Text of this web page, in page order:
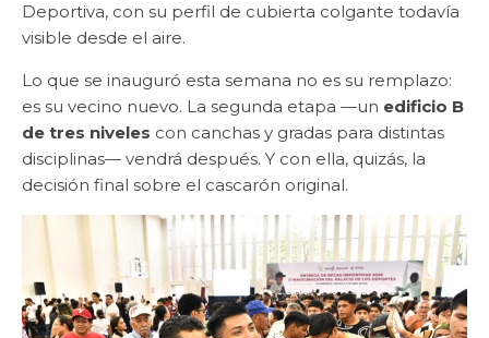
Deportiva, con su perfil de cubierta colgante todavía
visible desde el aire.
Lo que se inauguró esta semana no es su remplazo:
es su vecino nuevo. La segunda etapa —un edificio B
de tres niveles con canchas y gradas para distintas
disciplinas— vendrá después. Y con ella, quizás, la
decisión final sobre el cascarón original.